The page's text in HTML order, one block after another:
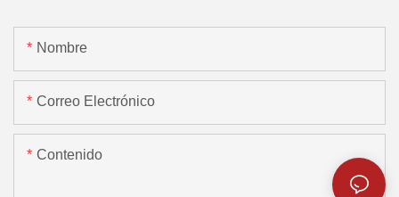
Nombre
Correo Electrónico
Contenido